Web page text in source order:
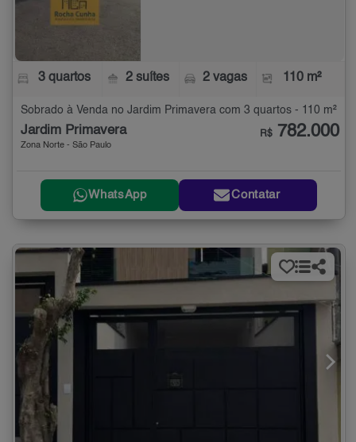
3 quartos 2 suítes 2 vagas 110 m²
Sobrado à Venda no Jardim Primavera com 3 quartos - 110 m²
Jardim Primavera
Zona Norte - São Paulo
R$ 782.000
WhatsApp Contatar